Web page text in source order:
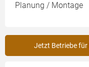
Planung / Montage
Jetzt Betriebe für